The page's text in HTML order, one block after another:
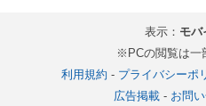
表示： モバ
※PCの閲覧は一
利用規約 - プライバシーポ
広告掲載- お問